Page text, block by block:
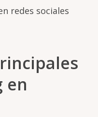
redes sociales
en